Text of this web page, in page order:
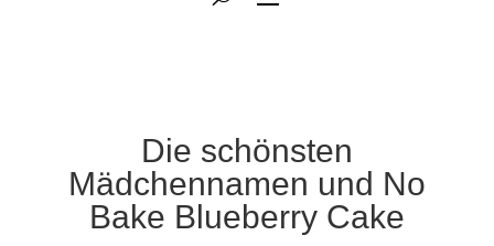
Die schönsten
Mädchennamen und No
Bake Blueberry Cake